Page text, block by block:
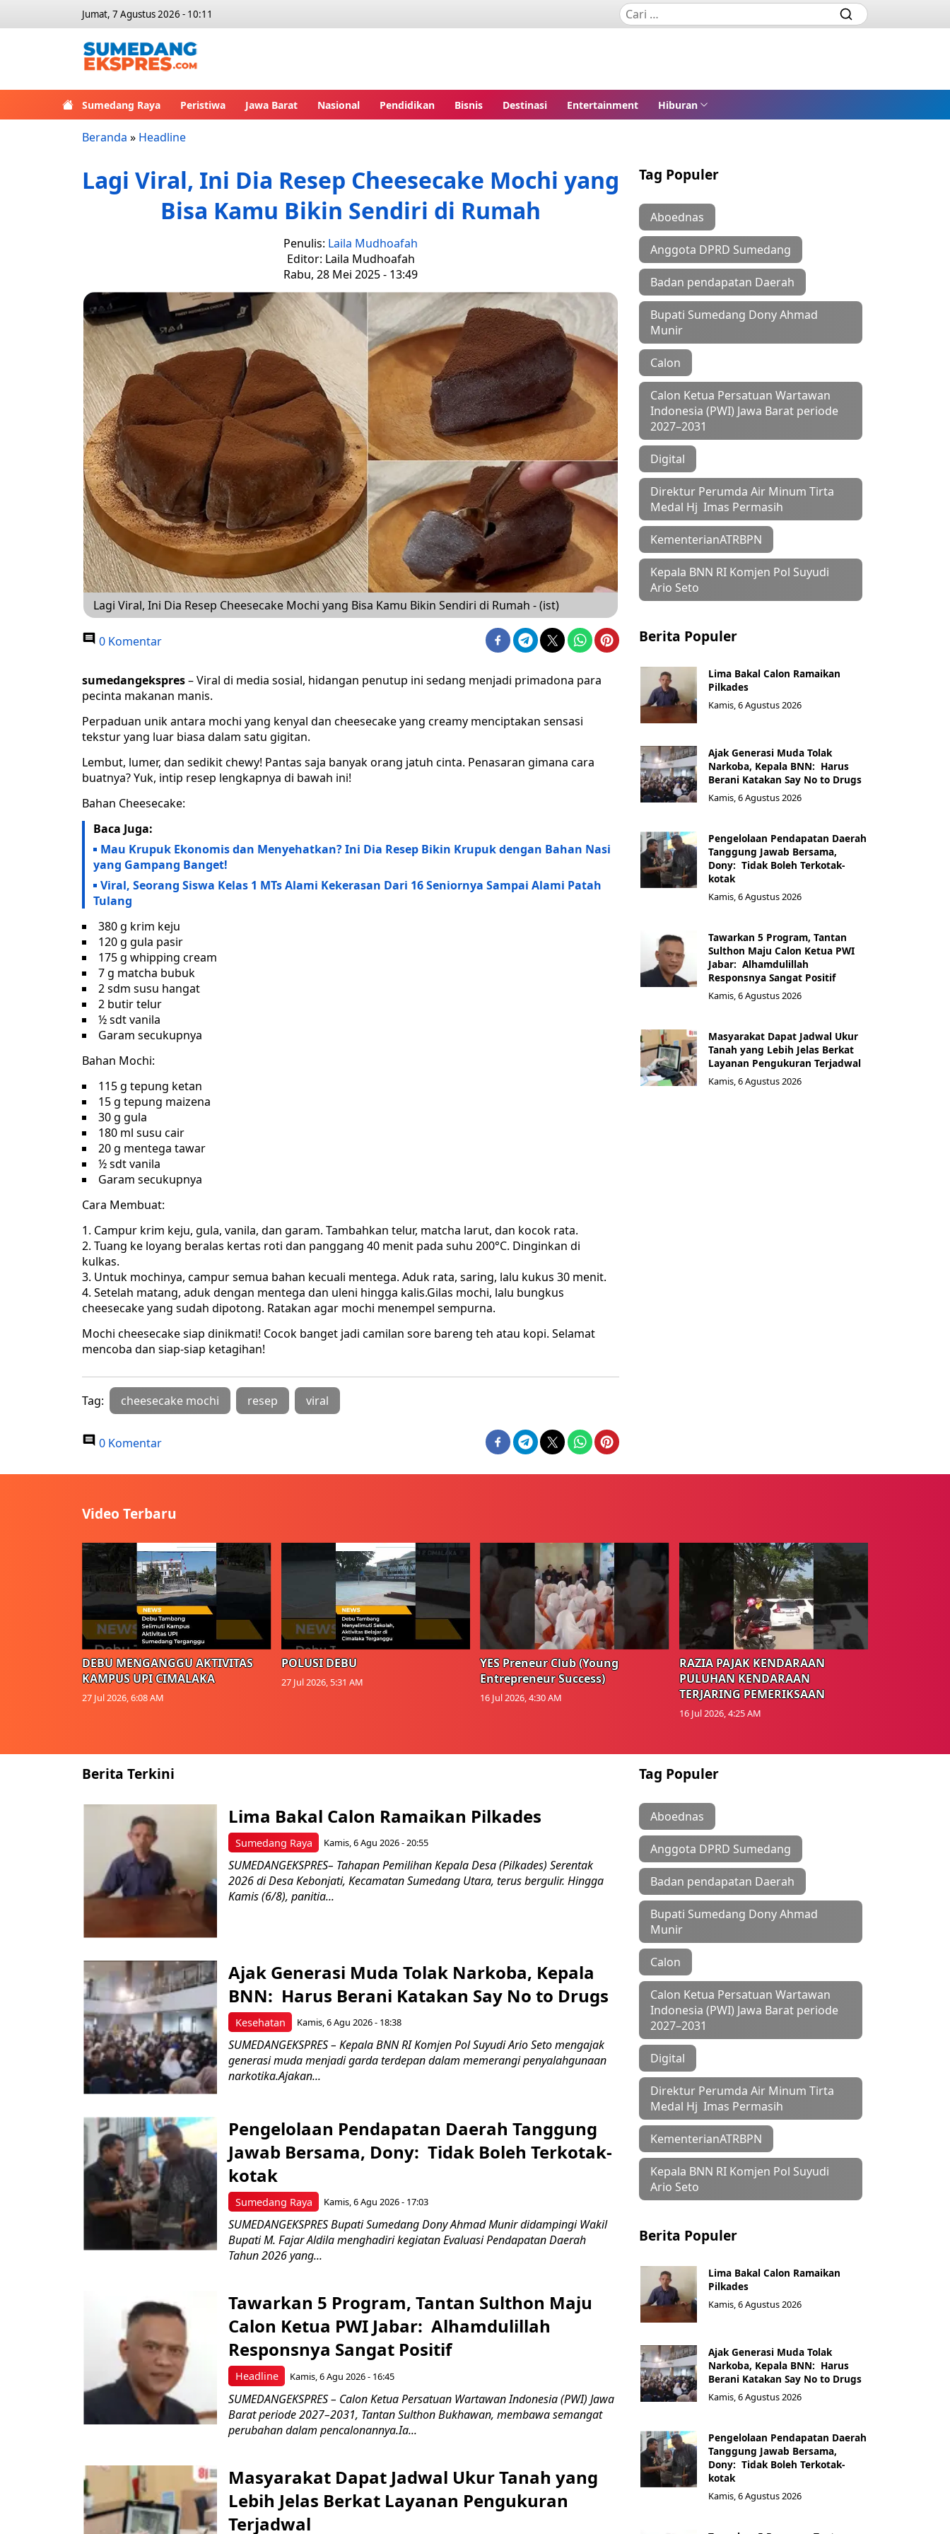
Jumat, 7 Agustus 2026 - 10:11
Sumedang Raya Peristiwa Jawa Barat Nasional Pendidikan Bisnis Destinasi Entertainment Hiburan
Beranda » Headline
Lagi Viral, Ini Dia Resep Cheesecake Mochi yang
Bisa Kamu Bikin Sendiri di Rumah
Penulis: Laila Mudhoafah
Editor: Laila Mudhoafah
Rabu, 28 Mei 2025 - 13:49
Lagi Viral, Ini Dia Resep Cheesecake Mochi yang Bisa Kamu Bikin Sendiri di Rumah - (ist)
0 Komentar
sumedangekspres– Viral di media sosial, hidangan penutup ini sedang menjadi primadona para
pecinta makanan manis.
Perpaduan unik antara mochi yang kenyal dan cheesecake yang creamy menciptakan sensasi
tekstur yang luar biasa dalam satu gigitan.
Lembut, lumer, dan sedikit chewy! Pantas saja banyak orang jatuh cinta. Penasaran gimana cara
buatnya? Yuk, intip resep lengkapnya di bawah ini!
Bahan Cheesecake:
Baca Juga:
Mau Krupuk Ekonomis dan Menyehatkan? Ini Dia Resep Bikin Krupuk dengan Bahan Nasi
yang Gampang Banget!
Viral, Seorang Siswa Kelas 1 MTs Alami Kekerasan Dari 16 Seniornya Sampai Alami Patah
Tulang
380 g krim keju
120 g gula pasir
175 g whipping cream
7 g matcha bubuk
2 sdm susu hangat
2 butir telur
½ sdt vanila
Garam secukupnya
Bahan Mochi:
115 g tepung ketan
15 g tepung maizena
30 g gula
180 ml susu cair
20 g mentega tawar
½ sdt vanila
Garam secukupnya
Cara Membuat:
Campur krim keju, gula, vanila, dan garam. Tambahkan telur, matcha larut, dan kocok rata.
Tuang ke loyang beralas kertas roti dan panggang 40 menit pada suhu 200°C. Dinginkan di
kulkas.
Untuk mochinya, campur semua bahan kecuali mentega. Aduk rata, saring, lalu kukus 30 menit.
Setelah matang, aduk dengan mentega dan uleni hingga kalis.Gilas mochi, lalu bungkus
cheesecake yang sudah dipotong. Ratakan agar mochi menempel sempurna.
Mochi cheesecake siap dinikmati! Cocok banget jadi camilan sore bareng teh atau kopi. Selamat
mencoba dan siap-siap ketagihan!
Tag: cheesecake mochi resep viral
0 Komentar
Tag Populer
Aboednas
Anggota DPRD Sumedang
Badan pendapatan Daerah
Bupati Sumedang Dony Ahmad
Munir
Calon
Calon Ketua Persatuan Wartawan
Indonesia (PWI) Jawa Barat periode
2027–2031
Digital
Direktur Perumda Air Minum Tirta
Medal Hj Imas Permasih
KementerianATRBPN
Kepala BNN RI Komjen Pol Suyudi
Ario Seto
Berita Populer
Lima Bakal Calon Ramaikan
Pilkades
Kamis, 6 Agustus 2026
Ajak Generasi Muda Tolak
Narkoba, Kepala BNN: Harus
Berani Katakan Say No to Drugs
Kamis, 6 Agustus 2026
Pengelolaan Pendapatan Daerah
Tanggung Jawab Bersama,
Dony: Tidak Boleh Terkotak-
kotak
Kamis, 6 Agustus 2026
Tawarkan 5 Program, Tantan
Sulthon Maju Calon Ketua PWI
Jabar: Alhamdulillah
Responsnya Sangat Positif
Kamis, 6 Agustus 2026
Masyarakat Dapat Jadwal Ukur
Tanah yang Lebih Jelas Berkat
Layanan Pengukuran Terjadwal
Kamis, 6 Agustus 2026
Video Terbaru
DEBU MENGANGGU AKTIVITAS
KAMPUS UPI CIMALAKA
27 Jul 2026, 6:08 AM
POLUSI DEBU
27 Jul 2026, 5:31 AM
YES Preneur Club (Young
Entrepreneur Success)
16 Jul 2026, 4:30 AM
RAZIA PAJAK KENDARAAN
PULUHAN KENDARAAN
TERJARING PEMERIKSAAN
16 Jul 2026, 4:25 AM
Berita Terkini
Sumedang Raya
Lima Bakal Calon Ramaikan Pilkades
Kamis, 6 Agu 2026 - 20:55
SUMEDANGEKSPRES– Tahapan Pemilihan Kepala Desa (Pilkades) Serentak
2026 di Desa Kebonjati, Kecamatan Sumedang Utara, terus bergulir. Hingga
Kamis (6/8), panitia...
Kesehatan
Ajak Generasi Muda Tolak Narkoba, Kepala
BNN: Harus Berani Katakan Say No to Drugs
Kamis, 6 Agu 2026 - 18:38
SUMEDANGEKSPRES – Kepala BNN RI Komjen Pol Suyudi Ario Seto mengajak
generasi muda menjadi garda terdepan dalam memerangi penyalahgunaan
narkotika.Ajakan...
Sumedang Raya
Pengelolaan Pendapatan Daerah Tanggung
Jawab Bersama, Dony: Tidak Boleh Terkotak-
kotak
Kamis, 6 Agu 2026 - 17:03
SUMEDANGEKSPRES Bupati Sumedang Dony Ahmad Munir didampingi Wakil
Bupati M. Fajar Aldila menghadiri kegiatan Evaluasi Pendapatan Daerah
Tahun 2026 yang...
Headline
Tawarkan 5 Program, Tantan Sulthon Maju
Calon Ketua PWI Jabar: Alhamdulillah
Responsnya Sangat Positif
Kamis, 6 Agu 2026 - 16:45
SUMEDANGEKSPRES – Calon Ketua Persatuan Wartawan Indonesia (PWI) Jawa
Barat periode 2027–2031, Tantan Sulthon Bukhawan, membawa semangat
perubahan dalam pencalonannya.Ia...
Masyarakat Dapat Jadwal Ukur Tanah yang
Lebih Jelas Berkat Layanan Pengukuran
Terjadwal
Tag Populer
Aboednas
Anggota DPRD Sumedang
Badan pendapatan Daerah
Bupati Sumedang Dony Ahmad
Munir
Calon
Calon Ketua Persatuan Wartawan
Indonesia (PWI) Jawa Barat periode
2027–2031
Digital
Direktur Perumda Air Minum Tirta
Medal Hj Imas Permasih
KementerianATRBPN
Kepala BNN RI Komjen Pol Suyudi
Ario Seto
Berita Populer
Lima Bakal Calon Ramaikan
Pilkades
Kamis, 6 Agustus 2026
Ajak Generasi Muda Tolak
Narkoba, Kepala BNN: Harus
Berani Katakan Say No to Drugs
Kamis, 6 Agustus 2026
Pengelolaan Pendapatan Daerah
Tanggung Jawab Bersama,
Dony: Tidak Boleh Terkotak-
kotak
Kamis, 6 Agustus 2026